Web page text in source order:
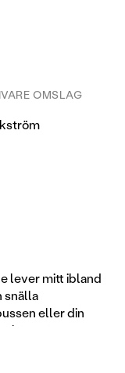
OMSLAG
lever mitt ibland
snälla
eller din
häxor är
till de rätta